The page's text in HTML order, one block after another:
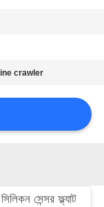
crawler
সেন্সর ফ্ল্যাট